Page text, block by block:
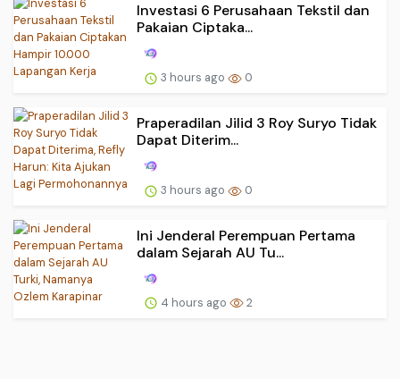
Investasi 6 Perusahaan Tekstil dan
Pakaian Ciptaka...
3 hours ago 0
Praperadilan Jilid 3 Roy Suryo Tidak
Dapat Diterim...
3 hours ago 0
Ini Jenderal Perempuan Pertama
dalam Sejarah AU Tu...
4 hours ago 2